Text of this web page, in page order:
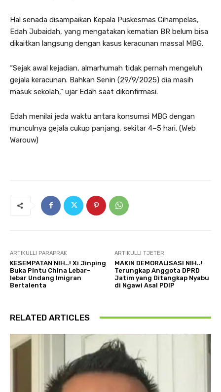
Hal senada disampaikan Kepala Puskesmas Cihampelas,
Edah Jubaidah, yang mengatakan kematian BR belum bisa
dikaitkan langsung dengan kasus keracunan massal MBG.
“Sejak awal kejadian, almarhumah tidak pernah mengeluh
gejala keracunan. Bahkan Senin (29/9/2025) dia masih
masuk sekolah,” ujar Edah saat dikonfirmasi.
Edah menilai jeda waktu antara konsumsi MBG dengan
munculnya gejala cukup panjang, sekitar 4–5 hari. (Web
Warouw)
ARTIKULLI PARAPRAK
KESEMPATAN NIH..! Xi Jinping
Buka Pintu China Lebar-
lebar Undang Imigran
Bertalenta
ARTIKULLI TJETËR
MAKIN DEMORALISASI NIH..!
Terungkap Anggota DPRD
Jatim yang Ditangkap Nyabu
di Ngawi Asal PDIP
RELATED ARTICLES